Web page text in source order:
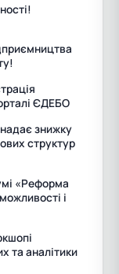
ЄДЕБО
знижку
структур
«Реформа
і
та аналітики